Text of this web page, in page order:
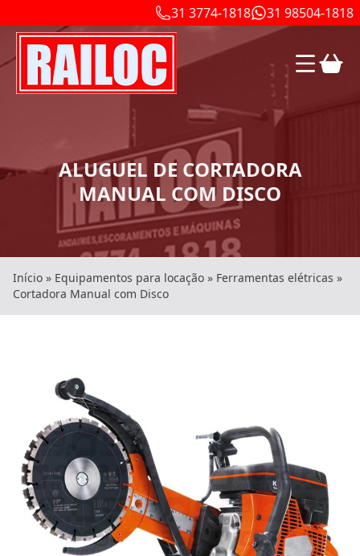
31 3774-1818 31 98504-1818
ALUGUEL DE CORTADORA
MANUAL COM DISCO
Início » Equipamentos para locação » Ferramentas elétricas »
Cortadora Manual com Disco